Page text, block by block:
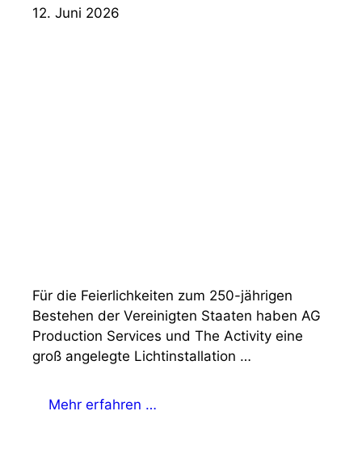
12. Juni 2026
Für die Feierlichkeiten zum 250-jährigen
Bestehen der Vereinigten Staaten haben AG
Production Services und The Activity eine
groß angelegte Lichtinstallation …
Mehr erfahren …